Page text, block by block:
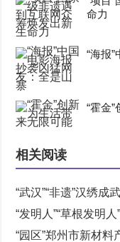
命力
“海报
“霍金
相关阅读
“武汉”“非遗”汉绣成
“发明人”“草根发明
“园区”郑州市新材